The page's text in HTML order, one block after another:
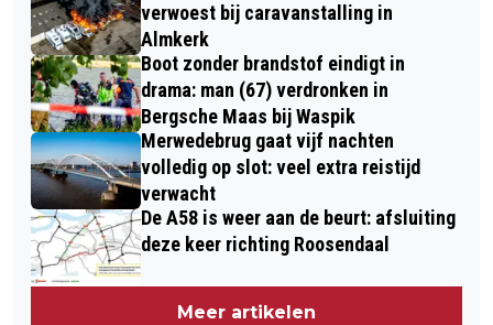
verwoest bij caravanstalling in
Almkerk
Boot zonder brandstof eindigt in
drama: man (67) verdronken in
Bergsche Maas bij Waspik
Merwedebrug gaat vijf nachten
volledig op slot: veel extra reistijd
verwacht
De A58 is weer aan de beurt: afsluiting
deze keer richting Roosendaal
Meer artikelen